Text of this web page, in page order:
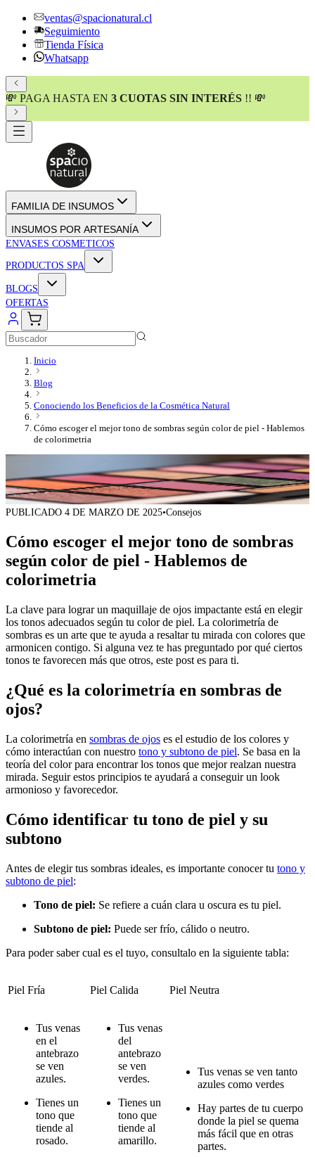
ventas@spacionatural.cl
Seguimiento
Tienda Física
Whatsapp
💸 PAGA HASTA EN 3 CUOTAS SIN INTERÉS !! 💸
FAMILIA DE INSUMOS
INSUMOS POR ARTESANÍA
ENVASES COSMETICOS
PRODUCTOS SPA
BLOGS
OFERTAS
Inicio
Blog
Conociendo los Beneficios de la Cosmética Natural
Cómo escoger el mejor tono de sombras según color de piel - Hablemos
de colorimetria
PUBLICADO 4 DE MARZO DE 2025•Consejos
Cómo escoger el mejor tono de sombras
según color de piel - Hablemos de
colorimetria
La clave para lograr un maquillaje de ojos impactante está en elegir
los tonos adecuados según tu color de piel. La colorimetría de
sombras es un arte que te ayuda a resaltar tu mirada con colores que
armonicen contigo. Si alguna vez te has preguntado por qué ciertos
tonos te favorecen más que otros, este post es para ti.
¿Qué es la colorimetría en sombras de
ojos?
La colorimetría en sombras de ojos es el estudio de los colores y
cómo interactúan con nuestro tono y subtono de piel. Se basa en la
teoría del color para encontrar los tonos que mejor realzan nuestra
mirada. Seguir estos principios te ayudará a conseguir un look
armonioso y favorecedor.
Cómo identificar tu tono de piel y su
subtono
Antes de elegir tus sombras ideales, es importante conocer tu tono y
subtono de piel:
Tono de piel: Se refiere a cuán clara u oscura es tu piel.
Subtono de piel: Puede ser frío, cálido o neutro.
Para poder saber cual es el tuyo, consultalo en la siguiente tabla:
Piel Fría Piel Calida Piel Neutra
Tus venas
en el
antebrazo
se ven
azules.
Tienes un
tono que
tiende al
rosado.
Tus venas
del
antebrazo
se ven
verdes.
Tienes un
tono que
tiende al
amarillo.
Tus venas se ven tanto
azules como verdes
Hay partes de tu cuerpo
donde la piel se quema
más fácil que en otras
partes.